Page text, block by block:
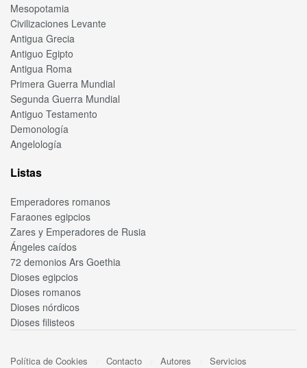
Mesopotamia
Civilizaciones Levante
Antigua Grecia
Antiguo Egipto
Antigua Roma
Primera Guerra Mundial
Segunda Guerra Mundial
Antiguo Testamento
Demonología
Angelología
Listas
Emperadores romanos
Faraones egipcios
Zares y Emperadores de Rusia
Ángeles caídos
72 demonios Ars Goethia
Dioses egipcios
Dioses romanos
Dioses nórdicos
Dioses filisteos
Política de Cookies Contacto Autores Servicios